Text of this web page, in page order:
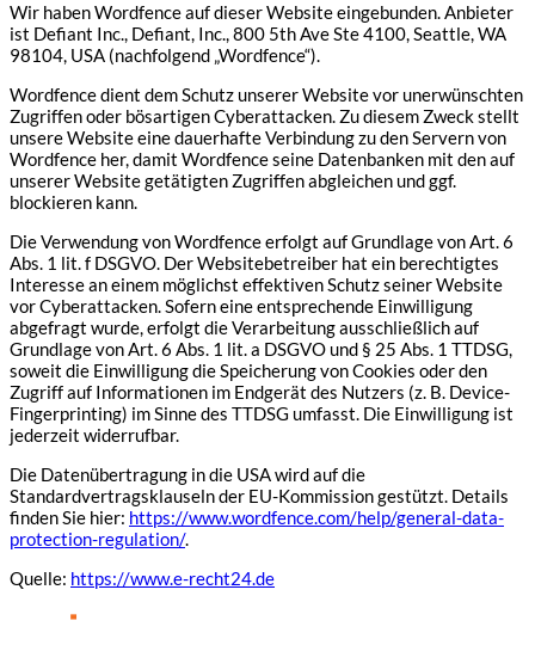
Wir haben Wordfence auf dieser Website eingebunden. Anbieter
ist Defiant Inc., Defiant, Inc., 800 5th Ave Ste 4100, Seattle, WA
98104, USA (nachfolgend „Wordfence“).
Wordfence dient dem Schutz unserer Website vor unerwünschten
Zugriffen oder bösartigen Cyberattacken. Zu diesem Zweck stellt
unsere Website eine dauerhafte Verbindung zu den Servern von
Wordfence her, damit Wordfence seine Datenbanken mit den auf
unserer Website getätigten Zugriffen abgleichen und ggf.
blockieren kann.
Die Verwendung von Wordfence erfolgt auf Grundlage von Art. 6
Abs. 1 lit. f DSGVO. Der Websitebetreiber hat ein berechtigtes
Interesse an einem möglichst effektiven Schutz seiner Website
vor Cyberattacken. Sofern eine entsprechende Einwilligung
abgefragt wurde, erfolgt die Verarbeitung ausschließlich auf
Grundlage von Art. 6 Abs. 1 lit. a DSGVO und § 25 Abs. 1 TTDSG,
soweit die Einwilligung die Speicherung von Cookies oder den
Zugriff auf Informationen im Endgerät des Nutzers (z. B. Device-
Fingerprinting) im Sinne des TTDSG umfasst. Die Einwilligung ist
jederzeit widerrufbar.
Die Datenübertragung in die USA wird auf die
Standardvertragsklauseln der EU-Kommission gestützt. Details
finden Sie hier: https://www.wordfence.com/help/general-data-
protection-regulation/.
Quelle: https://www.e-recht24.de